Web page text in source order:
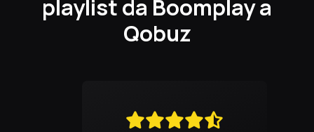
playlist da Boomplay a
Qobuz